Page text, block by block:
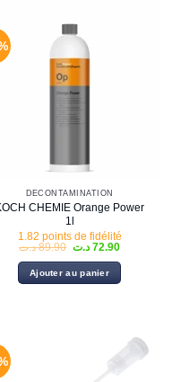
DÉCONTAMINATION
CHEMIE Orange Power
1l
1.82 points de fidélité
89.90 د.ت
Le
initial
était :
72.90 د.ت
Le
actuel
est :
Ajouter au panier